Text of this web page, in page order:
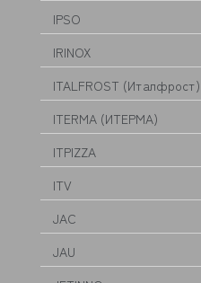
IPSO
IRINOX
ITALFROST (Италфрост)
ITERMA (ИТЕРМА)
ITPIZZA
ITV
JAC
JAU